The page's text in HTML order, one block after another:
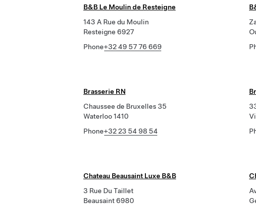
B&B Le Moulin de Resteigne
143 A Rue du Moulin
Resteigne 6927
Phone+32 49 57 76 669
Brasserie RN
Chaussee de Bruxelles 35
Waterloo 1410
Phone+32 23 54 98 54
Chateau Beausaint Luxe B&B
3 Rue Du Taillet
Beausaint 6980